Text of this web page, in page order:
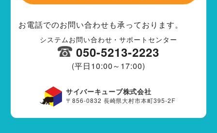
お電話でのお問い合わせも承っております。
システムお問い合わせ・サポートセンター
050-5213-2223
(平日10:00～17:00)
サイバーキューブ株式会社
〒856-0832 長崎県大村市本町395-2F